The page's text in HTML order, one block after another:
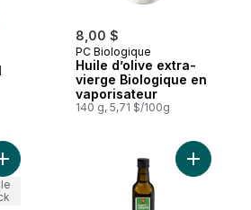
8,00 $
PC Biologique
Huile d’olive extra-
vierge Biologique en
vaporisateur
140 g, 5,71 $/100g
Ajouter L'huile de Coco Liquide Ajouter